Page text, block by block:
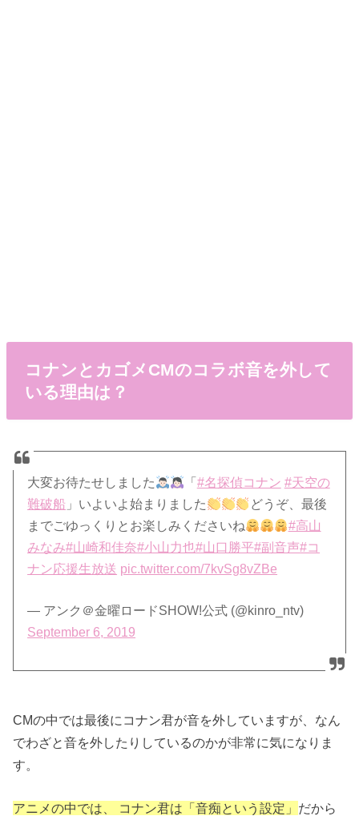
コナンとカゴメCMのコラボ音を外して
いる理由は？
大変お待たせしました 「 #名探偵コナン #天空の
難破船 」いよいよ始まりました
どうぞ、最後
までごゆっくりとお楽しみくださいね
#高山
みなみ#山崎和佳奈#小山力也#山口勝平#副音声#コ
ナン応援生放送 pic.twitter.com/7kvSg8vZBe
— アンク＠金曜ロードSHOW!公式 (@kinro_ntv)
September 6, 2019
CMの中では最後にコナン君が音を外していますが、なん
でわざと音を外したりしているのかが非常に気になりま
す。
アニメの中では、 コナン君は「音痴という設定」 だから